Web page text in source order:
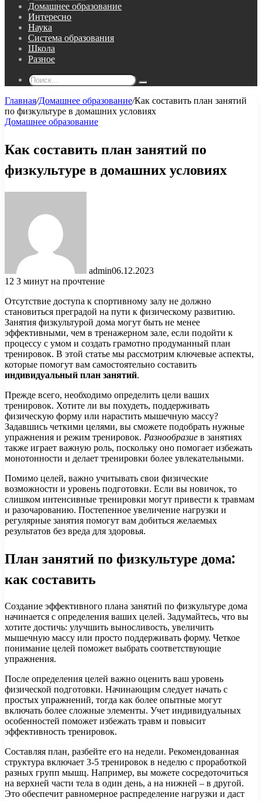
Домашнее образование
Интересно
Наука
Система образования
Школа
Разное
Поиск...
Главная/Домашнее образование/Как составить план занятий
по физкультуре в домашних условиях
Домашнее образование
Как составить план занятий по
физкультуре в домашних условиях
admin06.12.2023
12 3 минут на прочтение
Отсутствие доступа к спортивному залу не должно
становиться преградой на пути к физическому развитию.
Занятия физкультурой дома могут быть не менее
эффективными, чем в тренажерном зале, если подойти к
процессу с умом и создать грамотно продуманный план
тренировок. В этой статье мы рассмотрим ключевые аспекты,
которые помогут вам самостоятельно составить
индивидуальный план занятий.
Прежде всего, необходимо определить цели ваших
тренировок. Хотите ли вы похудеть, поддерживать
физическую форму или нарастить мышечную массу?
Задавшись четкими целями, вы сможете подобрать нужные
упражнения и режим тренировок. Разнообразие в занятиях
также играет важную роль, поскольку оно помогает избежать
монотонности и делает тренировки более увлекательными.
Помимо целей, важно учитывать свои физические
возможности и уровень подготовки. Если вы новичок, то
слишком интенсивные тренировки могут привести к травмам
и разочарованию. Постепенное увеличение нагрузки и
регулярные занятия помогут вам добиться желаемых
результатов без вреда для здоровья.
План занятий по физкультуре дома:
как составить
Создание эффективного плана занятий по физкультуре дома
начинается с определения ваших целей. Задумайтесь, что вы
хотите достичь: улучшить выносливость, увеличить
мышечную массу или просто поддерживать форму. Четкое
понимание целей поможет выбрать соответствующие
упражнения.
После определения целей важно оценить ваш уровень
физической подготовки. Начинающим следует начать с
простых упражнений, тогда как более опытные могут
включать более сложные элементы. Учет индивидуальных
особенностей поможет избежать травм и повысит
эффективность тренировок.
Составляя план, разбейте его на недели. Рекомендованная
структура включает 3-5 тренировок в неделю с проработкой
разных групп мышц. Например, вы можете сосредоточиться
на верхней части тела в один день, а на нижней – в другой.
Это обеспечит равномерное распределение нагрузки и даст